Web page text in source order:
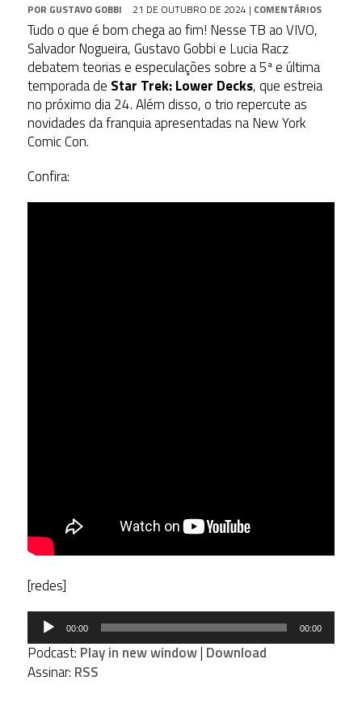
POR GUSTAVO GOBBI 21 DE OUTUBRO DE 2024 | COMENTÁRIOS
Tudo o que é bom chega ao fim! Nesse TB ao VIVO,
Salvador Nogueira, Gustavo Gobbi e Lucia Racz
debatem teorias e especulações sobre a 5ª e última
temporada de Star Trek: Lower Decks, que estreia
no próximo dia 24. Além disso, o trio repercute as
novidades da franquia apresentadas na New York
Comic Con.
Confira:
[redes]
Tocador
áudio
00:00 00:00
Podcast: Play in new window| Download
Assinar: RSS